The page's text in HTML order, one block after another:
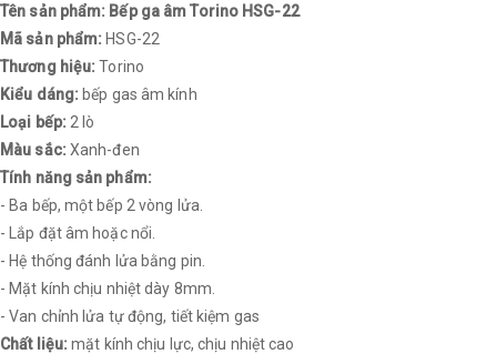
Tên sản phẩm: Bếp ga âm Torino HSG-22
Mã sản phẩm: HSG-22
Thương hiệu: Torino
Kiểu dáng: bếp gas âm kính
Loại bếp: 2 lò
Màu sắc: Xanh-đen
Tính năng sản phẩm:
- Ba bếp, một bếp 2 vòng lửa.
- Lắp đặt âm hoặc nổi.
- Hệ thống đánh lửa bằng pin.
- Mặt kính chịu nhiệt dày 8mm.
- Van chỉnh lửa tự động, tiết kiệm gas
Chất liệu: mặt kính chịu lực, chịu nhiệt cao